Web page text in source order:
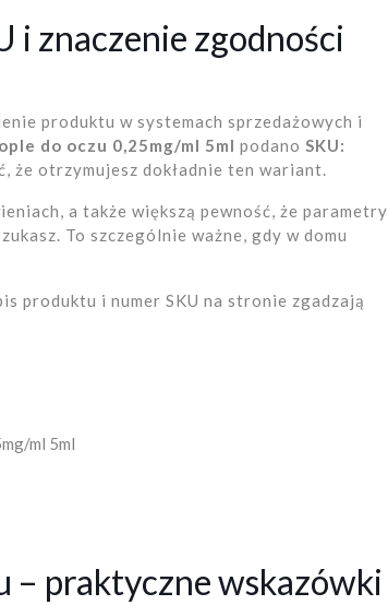
i znaczenie zgodności
produktu w systemach sprzedażowych i
do oczu 0,25mg/ml 5ml podano SKU:
że otrzymujesz dokładnie ten wariant.
a także większą pewność, że parametry
To szczególnie ważne, gdy w domu
produktu i numer SKU na stronie zgadzają
ml 5ml
– praktyczne wskazówki